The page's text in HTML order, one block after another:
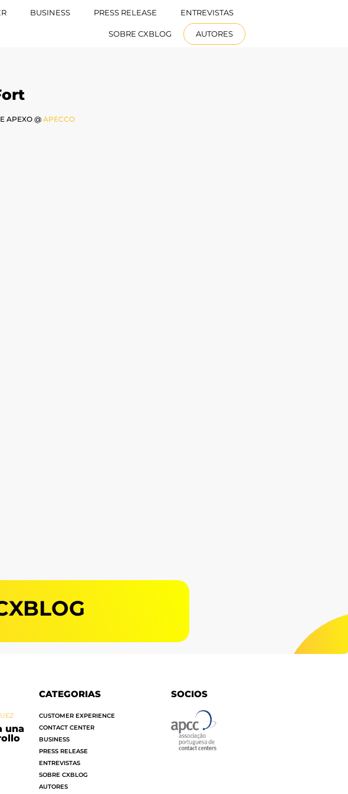
BUSINESS PRESS RELEASE ENTREVISTAS
SOBRE CXBLOG AUTORES
APEXO @ APECCO
una
CATEGORIAS
CUSTOMER EXPERIENCE
CONTACT CENTER
BUSINESS
PRESS RELEASE
ENTREVISTAS
SOBRE CXBLOG
AUTORES
SOCIOS